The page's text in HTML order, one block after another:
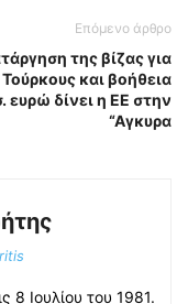
Επόμενο άρθρο
της βίζας για
και βοήθεια
ευρώ δίνει η ΕΕ στην
“Αγκυρα
8 Ιουλίου του 1981.